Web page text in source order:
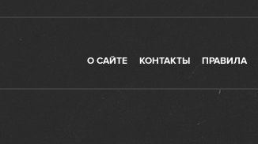
О САЙТЕ КОНТАКТЫ ПРАВИЛА